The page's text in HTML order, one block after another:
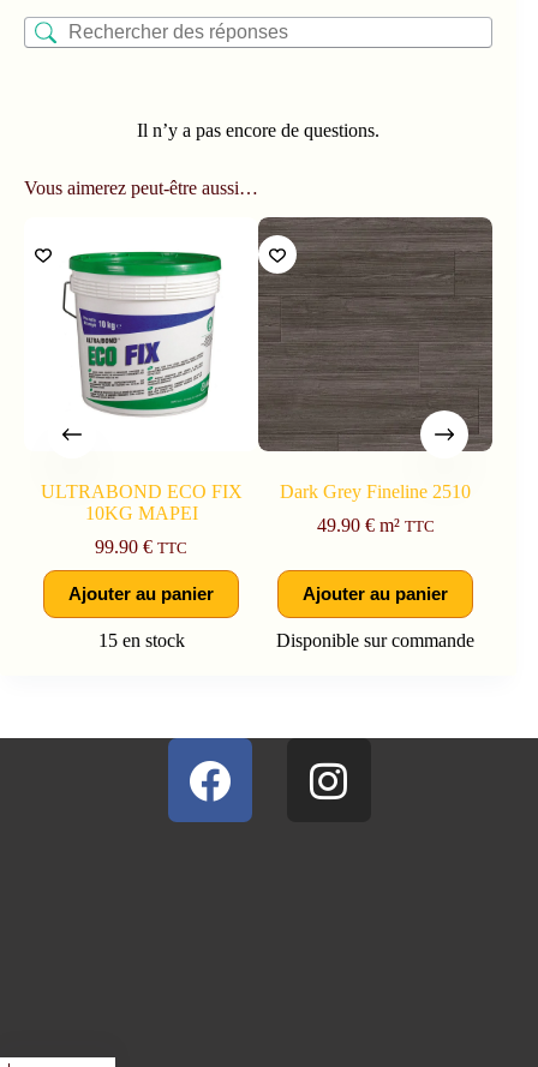
Il n’y a pas encore de questions.
Vous aimerez peut-être aussi…
ULTRABOND ECO FIX
10KG MAPEI
99.90€ TTC
Ajouter au panier
15 en stock
Dark Grey Fineline 2510
49.90 €m² TTC
Ajouter au panier
Disponible sur commande